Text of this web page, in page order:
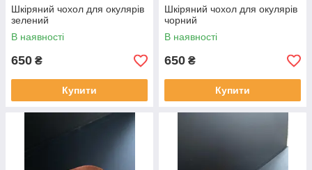
Шкіряний чохол для окулярів
зелений
В наявності
650 ₴
Купити
Шкіряний чохол для окулярів
чорний
В наявності
650 ₴
Купити